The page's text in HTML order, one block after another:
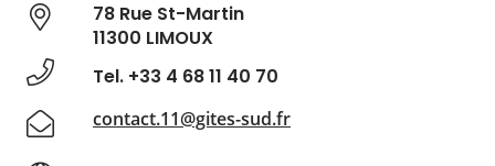
78 Rue St-Martin
11300 LIMOUX
Tel. +33 4 68 11 40 70
contact.11@gites-sud.fr